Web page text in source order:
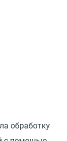
обработку